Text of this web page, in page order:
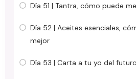
Día 51 | Tantra, cómo puede
Día 52 | Aceites esenciales,
mejor
Día 53 | Carta a tu yo del